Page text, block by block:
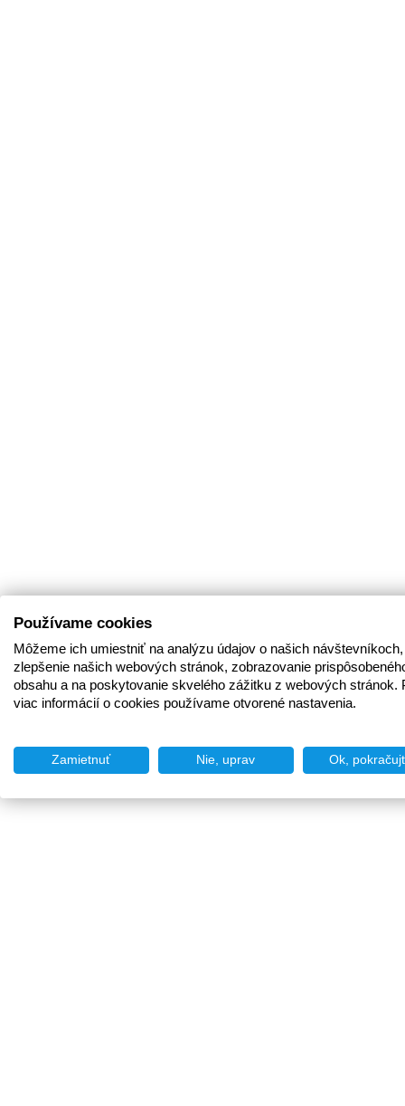
Používame cookies
Môžeme ich umiestniť na analýzu údajov o našich
zlepšenie našich webových stránok, zobrazovanie
obsahu a na poskytovanie skvelého zážitku z webových stránok.
viac informácií o cookies používame otvorené nastavenia.
Zamietnuť Nie, uprav Ok,